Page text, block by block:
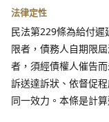
法律定性
民法第229條為給付
限者，債務人自期限
者，須經債權人催告
訴送達訴狀、依督促
同一效力。本條是計